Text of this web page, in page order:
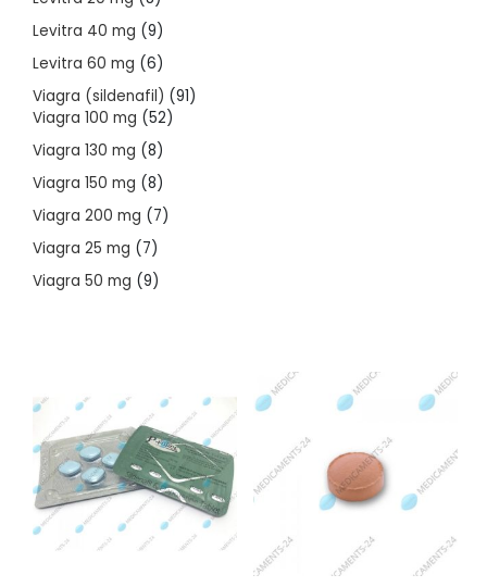
products
Levitra 40 mg 99
products
Levitra 60 mg 66
products
Viagra (sildenafil) 9191
Viagra 100 mg 5252
Viagra 130 mg 88
products
Viagra 150 mg 88
products
Viagra 200 mg 77
Viagra 25 mg 77
products
Viagra 50 mg 99